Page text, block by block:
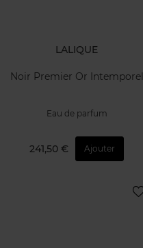
LALIQUE
Noir Premier Or Intemporel
Eau de parfum
241,50 € Ajouter